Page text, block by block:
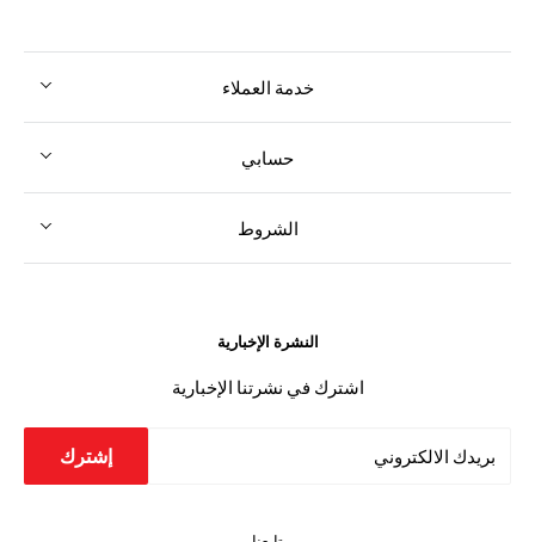
خدمة العملاء
حسابي
الشروط
النشرة الإخبارية
اشترك في نشرتنا الإخبارية
بريدك الالكتروني إشترك